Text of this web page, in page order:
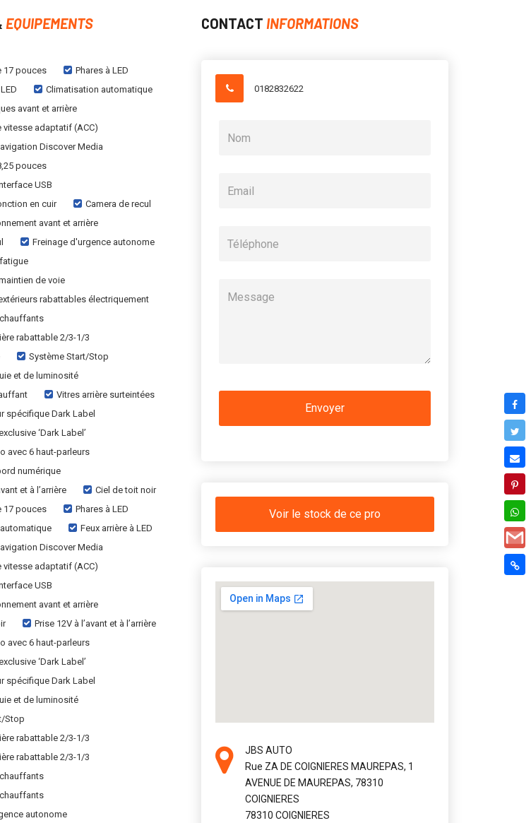
EQUIPEMENTS
17 pouces
Phares à LED
Climatisation automatique
avant et arrière
vitesse adaptatif (ACC)
Discover Media
pouces
USB
en cuir
Camera de recul
avant et arrière
Freinage d'urgence autonome
de voie
rabattables électriquement
rabattable 2/3-1/3
Système Start/Stop
et de luminosité
Vitres arrière surteintées
spécifique Dark Label
‘Dark Label’
avec 6 haut-parleurs
numérique
et à l’arrière
Ciel de toit noir
17 pouces
Phares à LED
Feux arrière à LED
Discover Media
vitesse adaptatif (ACC)
USB
avant et arrière
Prise 12V à l’avant et à l’arrière
avec 6 haut-parleurs
‘Dark Label’
spécifique Dark Label
et de luminosité
Stop
rabattable 2/3-1/3
rabattable 2/3-1/3
autonome
CONTACT INFORMATIONS
0182832622
Voir le stock de ce pro
JBS AUTO
Rue ZA DE COIGNIERES MAUREPAS, 1
AVENUE DE MAUREPAS, 78310
COIGNIERES
78310 COIGNIERES